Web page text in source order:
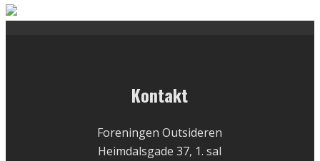
Kontakt
Foreningen Outsideren
Heimdalsgade 37, 1. sal